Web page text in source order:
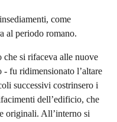
come
al periodo romano.
si rifaceva alle nuove
fu ridimensionato l’altare
successivi costrinsero i
dell’edificio, che
originali. All’interno si